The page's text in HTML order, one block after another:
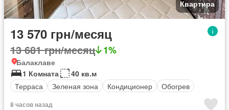
Квартира
13 570 грн/месяц
13 681 грн/месяц 1%
Балаклаве
1 Комната
40 кв.м
Терраса
Зеленая зона Кондиционер Обогрев
8 часов назад